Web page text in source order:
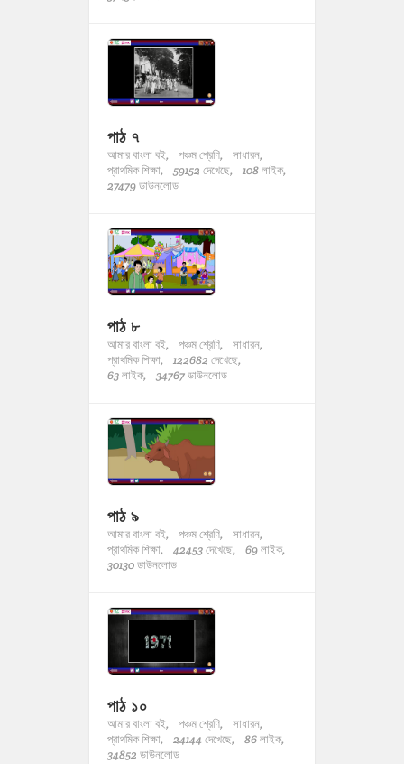
পাঠ ৭
আমার বাংলা বই, পঞ্চম শ্রেণি,
সাধারন,
প্রাথমিক শিক্ষা,
59152 দেখেছে,
108 লাইক,
27479 ডাউনলোড
পাঠ ৮
আমার বাংলা বই, পঞ্চম শ্রেণি,
সাধারন,
প্রাথমিক শিক্ষা,
122682 দেখেছে,
63 লাইক,
34767 ডাউনলোড
পাঠ ৯
আমার বাংলা বই, পঞ্চম শ্রেণি,
সাধারন,
প্রাথমিক শিক্ষা,
42453 দেখেছে,
69 লাইক,
30130 ডাউনলোড
পাঠ ১০
আমার বাংলা বই, পঞ্চম শ্রেণি,
সাধারন,
প্রাথমিক শিক্ষা,
24144 দেখেছে,
86 লাইক,
34852 ডাউনলোড